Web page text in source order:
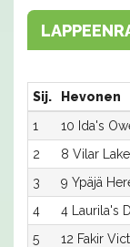
Sij. Hevonen
1
10 Ida's
2
8 Vilar Lake
3
9 Ypäjä
4
4 Laurila's
5
12 Fakir